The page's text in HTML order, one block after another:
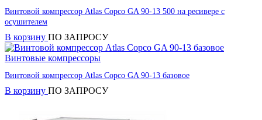
Винтовой компрессор Atlas Copco GA 90-13 500 на ресивере с
осушителем
В корзину ПО ЗАПРОСУ
Винтовые компрессоры
Винтовой компрессор Atlas Copco GA 90-13 базовое
В корзину ПО ЗАПРОСУ